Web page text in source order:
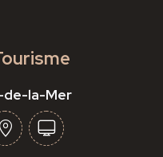
de-la-Mer